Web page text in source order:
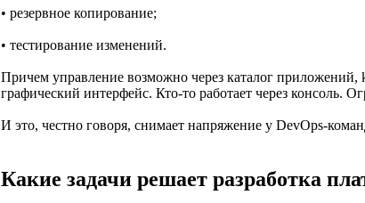
• резервное копирование;
• тестирование изменений.
Причем управление возможно через каталог
графический интерфейс. Кто-то работает через консоль.
И это, честно говоря, снимает напряжение у DevOps-
Какие задачи решает разработка